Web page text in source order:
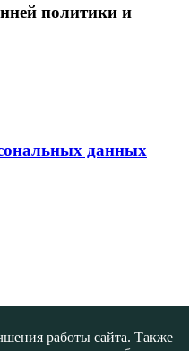
политики и
данных
работы сайта. Также